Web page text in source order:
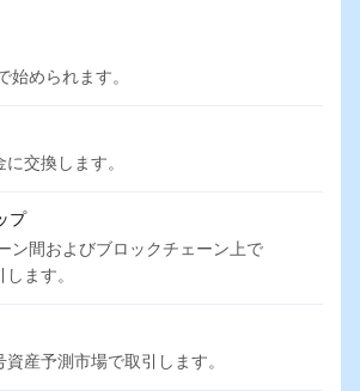
始められます。
交換します。
プ
ン間およびブロックチェーン上で
ます。
産予測市場で取引します。